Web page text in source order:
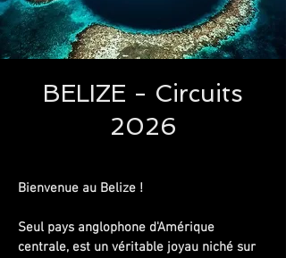
BELIZE - Circuits
2026
Bienvenue au Belize !
Seul pays anglophone d'Amérique
centrale, est un véritable joyau niché sur